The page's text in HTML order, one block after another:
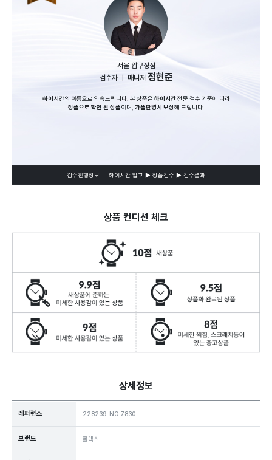
서울 압구정점
검수자 ㅣ 매니저 정현준
하이시간의 이름으로 약속드립니다. 본 상품은 하이시간전문 검수 기준에 따라
정품으로 확인 된 상품이며, 가품판명시 보상해 드립니다.
검수진행정보 ㅣ 하이시간 입고 ▶ 정품검수 ▶ 검수결과
상품 컨디션 체크
상세정보
레퍼런스 228239-NO.7830
브랜드 롤렉스